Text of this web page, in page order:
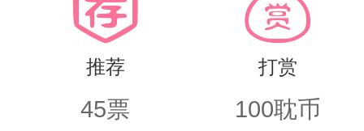
推荐
45票
打赏
100耽币